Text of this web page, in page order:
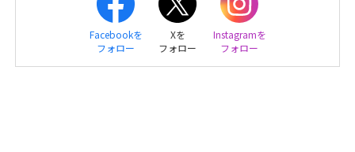
Facebookを
フォロー
Xを
フォロー
Instagramを
フォロー